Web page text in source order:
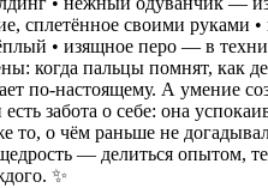
сплетённое своими руками
• изящное перо — в
когда пальцы помнят, как
по-настоящему. А умение
забота о себе: она
то, о чём раньше не
— делиться опытом,
✨